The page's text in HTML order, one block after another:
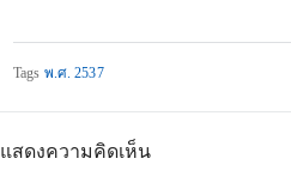
Tags พ.ศ. 2537
แสดงความคิดเห็น